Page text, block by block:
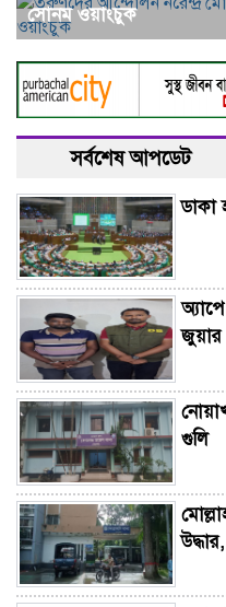
সোনম ওয়াংচুক
সর্বশেষ আপডেট
ডাকা
জুয়ার
গুলি
উদ্ধার,